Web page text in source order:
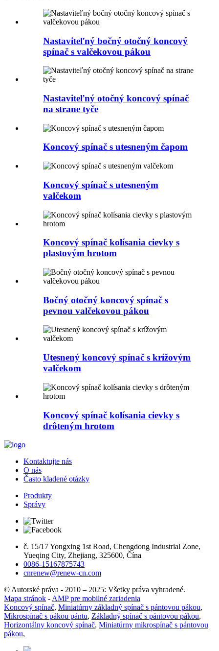
Nastaviteľný bočný otočný koncový
spínač s valčekovou pákou
Nastaviteľný otočný koncový spínač
na strane tyče
Koncový spínač s utesneným čapom
Koncový spínač s utesneným
valčekom
Koncový spínač kolísania cievky s
plastovým hrotom
Bočný otočný koncový spínač s
pevnou valčekovou pákou
Utesnený koncový spínač s krížovým
valčekom
Koncový spínač kolísania cievky s
drôteným hrotom
Kontaktujte nás
O nás
Často kladené otázky
Produkty
Správy
č. 15/17 Yongxing 1st Road, Chengdong Industrial Zone,
Yueqing City, Zhejiang, 325600, Čína
0086-15167875743
cnrenew@renew-cn.com
© Autorské práva - 2010 – 2025: Všetky práva vyhradené.
Mapa stránok - AMP pre mobilné zariadenia
Koncový spínač, Miniatúrny základný spínač s pántovou pákou,
Mikrospínač s pákou pántu, Základný spínač s pántovou pákou,
Horizontálny koncový spínač, Miniatúrny mikrospínač s pántovou
pákou,